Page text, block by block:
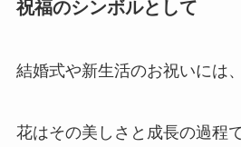
祝福のシンボルとして
結婚式や新生活のお祝いには
花はその美しさと成長の過程